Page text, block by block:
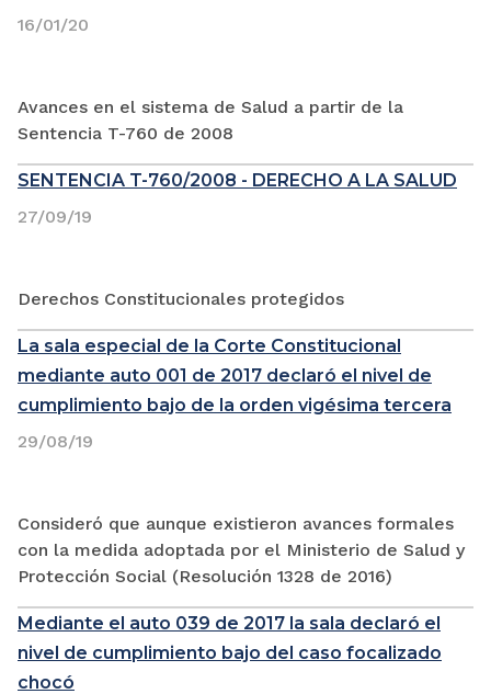
Avances en el sistema de Salud a partir de la
Sentencia T-760 de 2008
16/01/20
SENTENCIA T-760/2008 - DERECHO A LA SALUD
Derechos Constitucionales protegidos
27/09/19
La sala especial de la Corte Constitucional
mediante auto 001 de 2017 declaró el nivel de
cumplimiento bajo de la orden vigésima tercera
Consideró que aunque existieron avances formales
con la medida adoptada por el Ministerio de Salud y
Protección Social (Resolución 1328 de 2016)
29/08/19
Mediante el auto 039 de 2017 la sala declaró el
nivel de cumplimiento bajo del caso focalizado
chocó